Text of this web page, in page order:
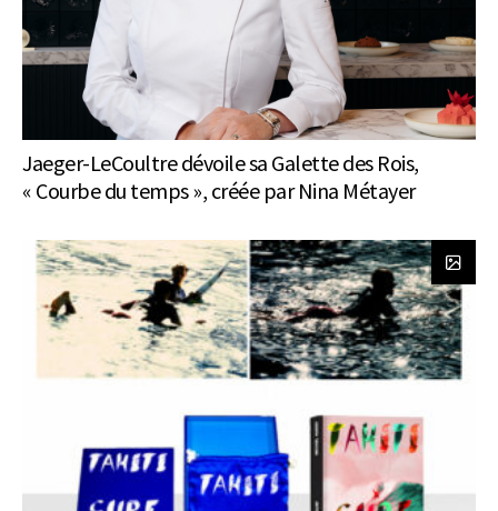
Jaeger-LeCoultre dévoile sa Galette des Rois,
« Courbe du temps », créée par Nina Métayer